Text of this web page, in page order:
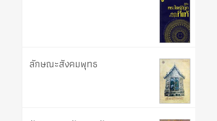
ลักษณะสังคมพุทธ